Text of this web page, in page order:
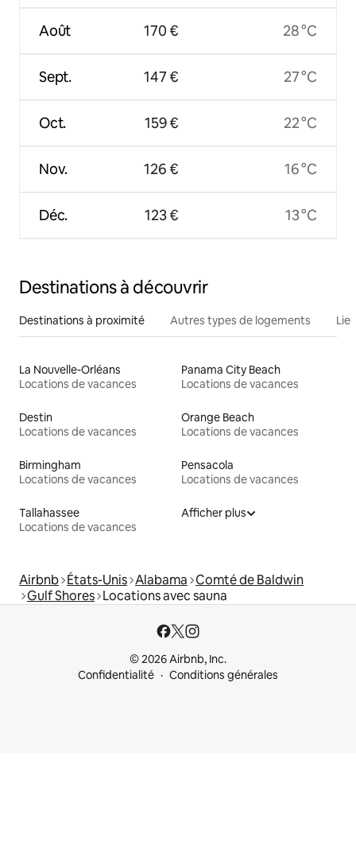
Août
Sept.
Oct.
Nov.
Déc.
170 €
147 €
159 €
126 €
123 €
28 °C
27 °C
22 °C
16 °C
13 °C
Destinations à découvrir
Destinations à proximité Autres types de logements
La Nouvelle-Orléans
Locations de vacances
Panama City Beach
Locations de vacances
Destin
Locations de vacances
Orange Beach
Locations de vacances
Birmingham
Locations de vacances
Pensacola
Locations de vacances
Tallahassee
Locations de vacances
Afficher plus
Airbnb États-Unis Alabama Comté de Baldwin
Gulf Shores Locations avec sauna
© 2026 Airbnb, Inc.
Confidentialité
Conditions générales